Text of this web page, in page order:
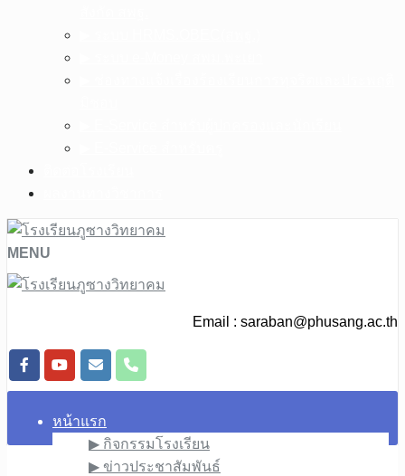
MENU
Email : saraban@phusang.ac.th
หน้าแรก
▶︎ กิจกรรมโรงเรียน
▶︎ ข่าวประชาสัมพันธ์